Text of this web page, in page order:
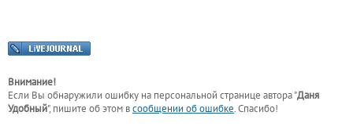
Внимание!
Если Вы обнаружили ошибку на персональной странице автора "Даня
Удобный", пишите об этом всообщении об ошибке. Спасибо!